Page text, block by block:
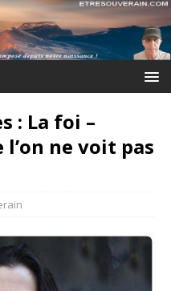
: La foi –
ne voit pas